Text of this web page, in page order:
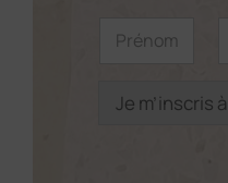
m l
Je m’inscris